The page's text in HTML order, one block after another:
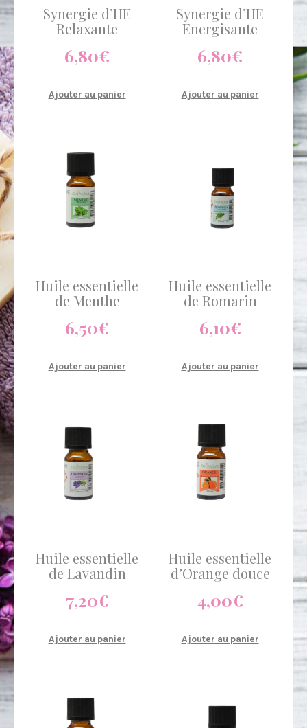
Synergie d’HE
Relaxante
6,80€
Ajouter au panier
Synergie d’HE
Energisante
6,80€
Ajouter au panier
Huile essentielle
de Menthe
6,50€
Ajouter au panier
Huile essentielle
de Romarin
6,10€
Ajouter au panier
Huile essentielle
de Lavandin
7,20€
Ajouter au panier
Huile essentielle
d’Orange douce
4,00€
Ajouter au panier